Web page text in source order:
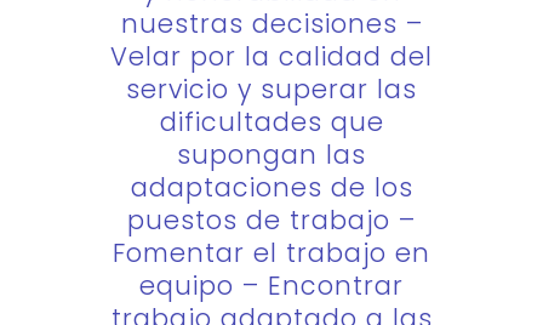
nuestras decisiones –
Velar por la calidad del
servicio y superar las
dificultades que
supongan las
adaptaciones de los
puestos de trabajo –
Fomentar el trabajo en
equipo – Encontrar